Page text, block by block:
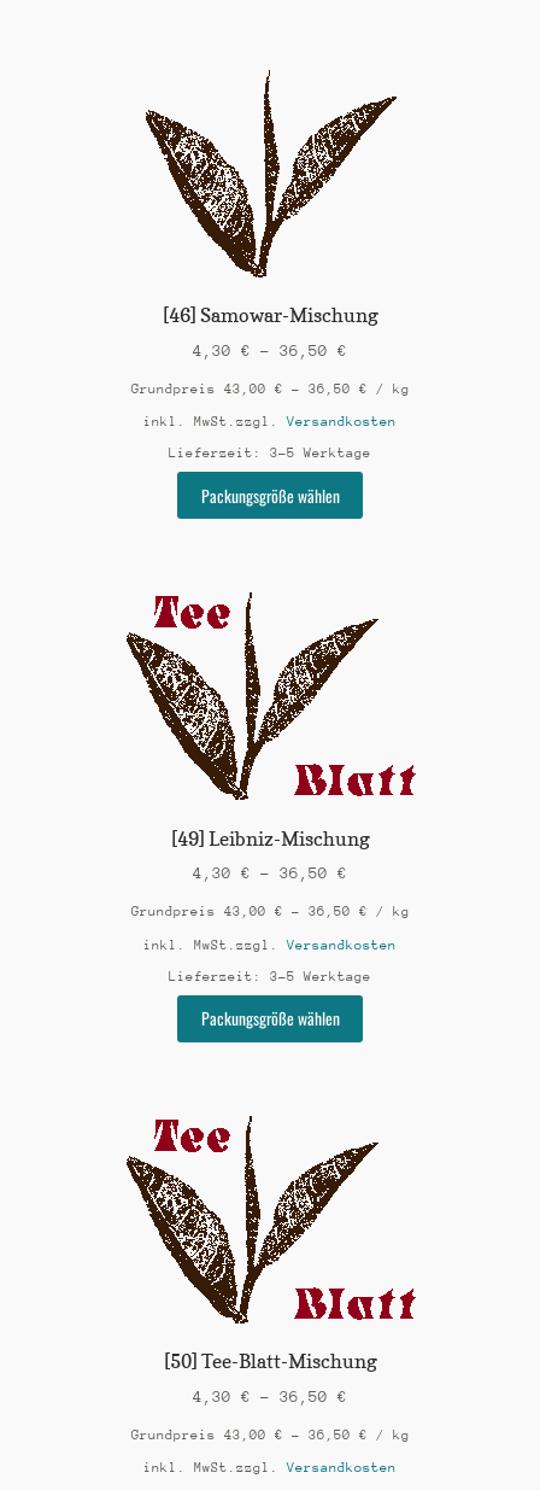
auf.
Die
[46] Samowar-Mischung
4,30 € – 36,50 €
Grundpreis 43,00 € – 36,50 € / kg
inkl. MwSt. zzgl.Versandkosten
Lieferzeit: 3-5 Werktage
Packungsgröße wählen
auf.
Die
Produktseite
gewählt
[49] Leibniz-Mischung
4,30 € – 36,50 €
Grundpreis 43,00 € – 36,50 € / kg
inkl. MwSt. zzgl.Versandkosten
Lieferzeit: 3-5 Werktage
Packungsgröße wählen
auf.
Die
Produktseite
gewählt
[50] Tee-Blatt-Mischung
4,30 € – 36,50 €
Grundpreis 43,00 € – 36,50 € / kg
inkl. MwSt. zzgl.Versandkosten